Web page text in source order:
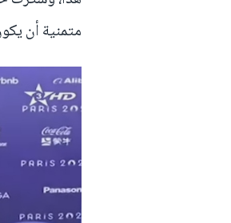
متمنية أن